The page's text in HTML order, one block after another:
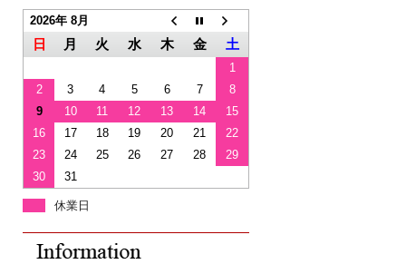
2026年 8月
日 月 火 水 木 金 土
1
2
3 4 5 6 7
8
9
10 11 12 13 14
15
16
17 18 19 20 21
22
23
24 25 26 27 28
29
30
31
休業日